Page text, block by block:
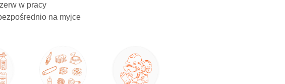
w pracy
na myjce